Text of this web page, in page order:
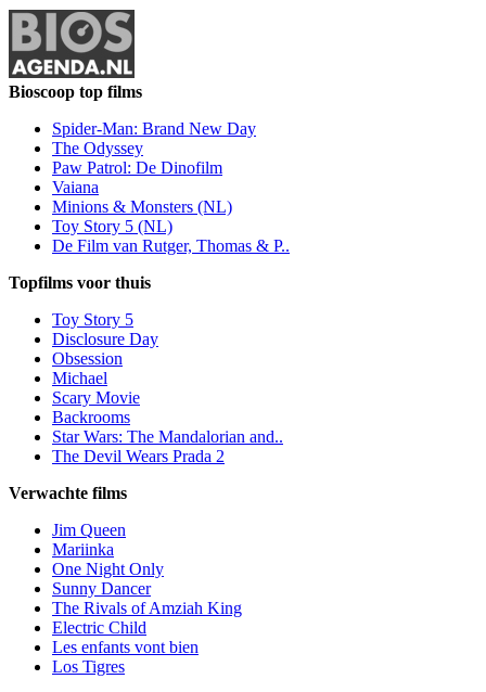
Bioscoop top films
Spider-Man: Brand New Day
The Odyssey
Paw Patrol: De Dinofilm
Vaiana
Minions & Monsters (NL)
Toy Story 5 (NL)
De Film van Rutger, Thomas & P..
Topfilms voor thuis
Toy Story 5
Disclosure Day
Obsession
Michael
Scary Movie
Backrooms
Star Wars: The Mandalorian and..
The Devil Wears Prada 2
Verwachte films
Jim Queen
Mariinka
One Night Only
Sunny Dancer
The Rivals of Amziah King
Electric Child
Les enfants vont bien
Los Tigres